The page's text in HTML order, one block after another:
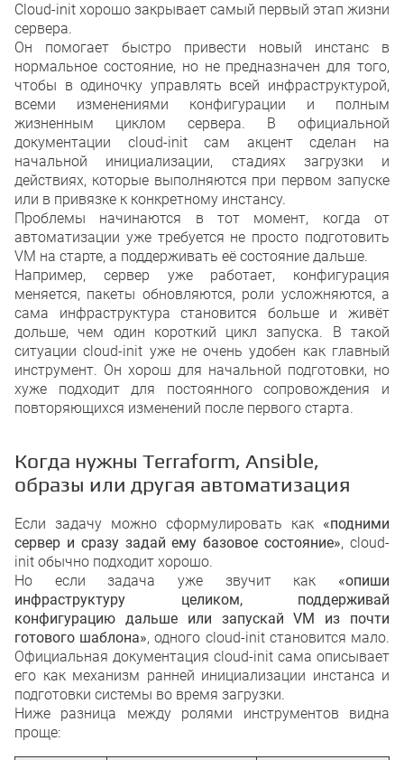
Cloud-init хорошо закрывает самый первый этап жизни
сервера.
Он помогает быстро привести новый инстанс в
нормальное состояние, но не предназначен для того,
чтобы в одиночку управлять всей инфраструктурой,
всеми изменениями конфигурации и полным
жизненным циклом сервера. В официальной
документации cloud-init сам акцент сделан на
начальной инициализации, стадиях загрузки и
действиях, которые выполняются при первом запуске
или в привязке к конкретному инстансу.
Проблемы начинаются в тот момент, когда от
автоматизации уже требуется не просто подготовить
VM на старте, а поддерживать её состояние дальше.
Например, сервер уже работает, конфигурация
меняется, пакеты обновляются, роли усложняются, а
сама инфраструктура становится больше и живёт
дольше, чем один короткий цикл запуска. В такой
ситуации cloud-init уже не очень удобен как главный
инструмент. Он хорош для начальной подготовки, но
хуже подходит для постоянного сопровождения и
повторяющихся изменений после первого старта.
Когда нужны Terraform, Ansible,
образы или другая автоматизация
Если задачу можно сформулировать как «подними
сервер и сразу задай ему базовое состояние», cloud-
init обычно подходит хорошо.
Но если задача уже звучит как «опиши
инфраструктуру целиком, поддерживай
конфигурацию дальше или запускай VM из почти
готового шаблона», одного cloud-init становится мало.
Официальная документация cloud-init сама описывает
его как механизм ранней инициализации инстанса и
подготовки системы во время загрузки.
Ниже разница между ролями инструментов видна
проще: